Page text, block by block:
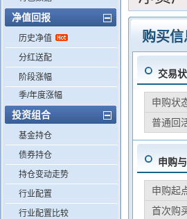
净值回报
历史净值
分红送配
阶段涨幅
季/年度涨幅
投资组合
基金持仓
债券持仓
持仓变动走势
行业配置
行业配置比较
购买信
交易
申购状
普通回
申购
申购起
首次购